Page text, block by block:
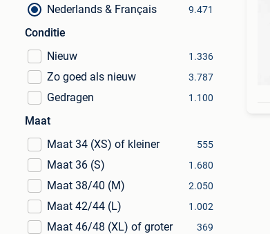
Nederlands & Français 9.471
Conditie
Nieuw
1.336
Zo goed als nieuw 3.787
Gedragen 1.100
Maat
Maat 34 (XS) of kleiner
555
Maat 36 (S) 1.680
Maat 38/40 (M) 2.050
Maat 42/44 (L) 1.002
Maat 46/48 (XL) of groter 369